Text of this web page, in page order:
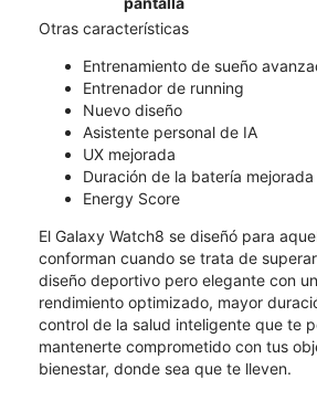
Otras características
Entrenamiento de sueño
Entrenador de running
Nuevo diseño
Asistente personal de IA
UX mejorada
Duración de la batería mejorada
Energy Score
El Galaxy Watch8 se diseñó para
conforman cuando se trata de
diseño deportivo pero elegante con
rendimiento optimizado, mayor
control de la salud inteligente que te
mantenerte comprometido con tus
bienestar, donde sea que te lleven.